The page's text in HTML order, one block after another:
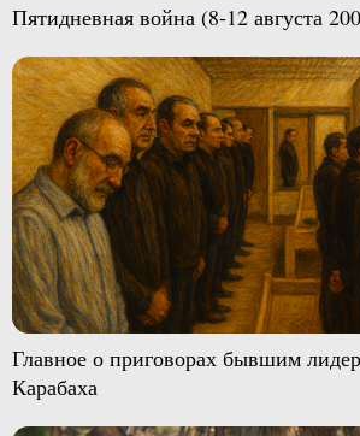
Пятидневная война (8-12 августа
Главное о приговорах бывшим
Карабаха